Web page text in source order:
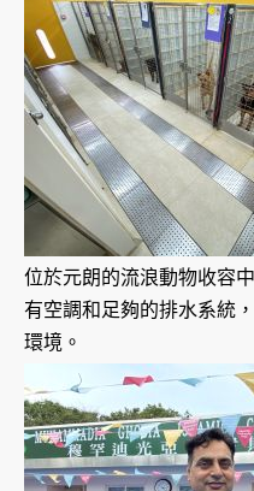
位於元朗的流浪動物收容
有空調和足夠的排水系統
環境。